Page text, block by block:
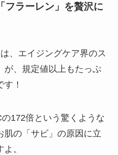
フラーレン」を贅沢に
、エイジングケア界のス
が、規定値以上もたっぷ
！
172倍という驚くような
肌の「サビ」の原因に立
。